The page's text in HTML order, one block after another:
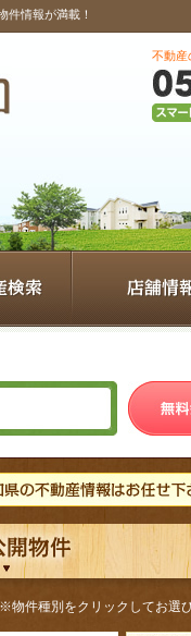
件情報が満載！
不動産
※物件種別をクリックしてお選び